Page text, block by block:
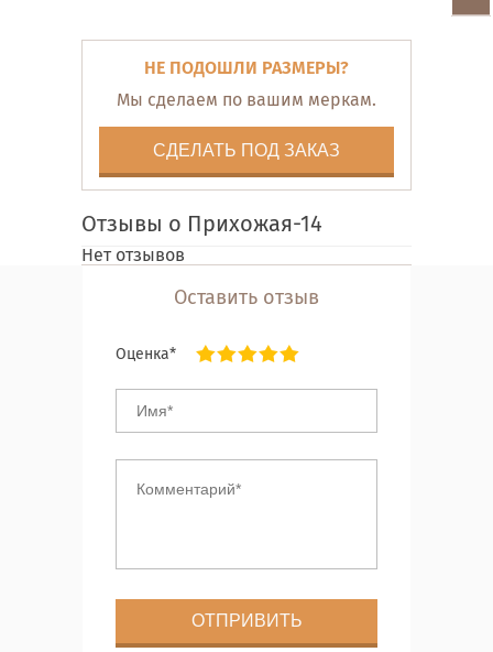
НЕ ПОДОШЛИ РАЗМЕРЫ?
Мы сделаем по вашим меркам.
СДЕЛАТЬ ПОД ЗАКАЗ
Отзывы о Прихожая-14
Нет отзывов
Оставить отзыв
Оценка*